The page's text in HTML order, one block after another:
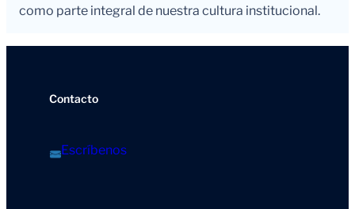
como parte integral de nuestra cultura institucional.
Contacto
Escríbenos